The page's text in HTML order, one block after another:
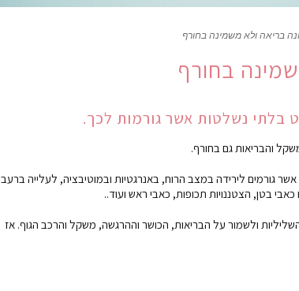
בריאה ולא משמינה בחורף
בחורף
בלתי נשלטות אשר גורמות לכך.
אשר גורמים לירידה במצב הרוח, באנרגטיות ובמוטיבציה, לעלייה ברעב
כאבי בטן, הצטננויות תכופות, כאבי ראש ועוד..
ולשמור על הבריאות, הכושר וההרגשה, משקל והרכב הגוף. אז